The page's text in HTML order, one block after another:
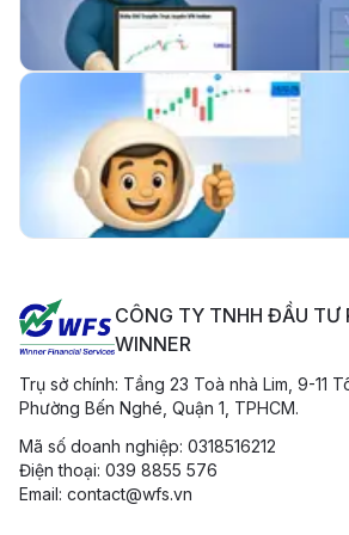
08/9 - 12/9
10 tháng trước
Bản Tin Thị Trường 10/09/
Vững Sắc Xanh, Dòng Tiền Lan
11 tháng trước
Tăng, VN-Index Đảo Chiều
Thị Trường Sáng 4/9: Áp Lực Bán
VN-Index Đảo Chiều Giảm Điểm
CÔNG TY TNHH ĐẦU TƯ
WINNER
Trụ sở chính: Tầng 23 Toà nhà Lim, 9-11
Phường Bến Nghé, Quận 1, TPHCM.
Mã số doanh nghiệp: 0318516212
Điện thoại: 039 8855 576
Email: contact@wfs.vn